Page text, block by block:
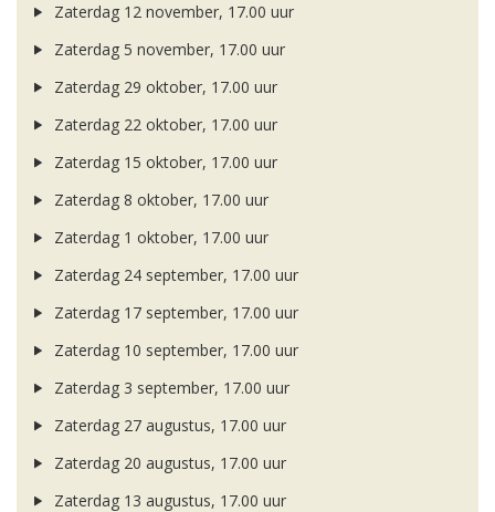
Zaterdag 12 november, 17.00 uur
Zaterdag 5 november, 17.00 uur
Zaterdag 29 oktober, 17.00 uur
Zaterdag 22 oktober, 17.00 uur
Zaterdag 15 oktober, 17.00 uur
Zaterdag 8 oktober, 17.00 uur
Zaterdag 1 oktober, 17.00 uur
Zaterdag 24 september, 17.00 uur
Zaterdag 17 september, 17.00 uur
Zaterdag 10 september, 17.00 uur
Zaterdag 3 september, 17.00 uur
Zaterdag 27 augustus, 17.00 uur
Zaterdag 20 augustus, 17.00 uur
Zaterdag 13 augustus, 17.00 uur